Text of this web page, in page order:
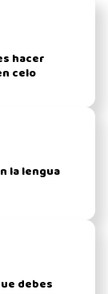
hacer
celo
la lengua
debes